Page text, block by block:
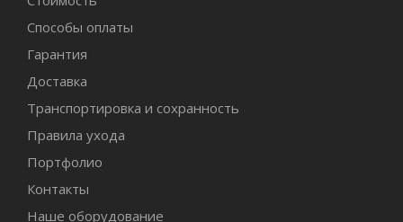
Способы оплаты
Гарантия
Доставка
Транспортировка и сохранность
Правила ухода
Портфолио
Контакты
Наше оборудование